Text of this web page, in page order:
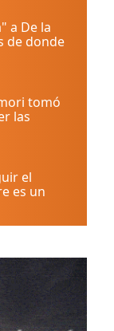
a De la
de donde
tomó
las
el
es un